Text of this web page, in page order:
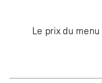
Le prix du